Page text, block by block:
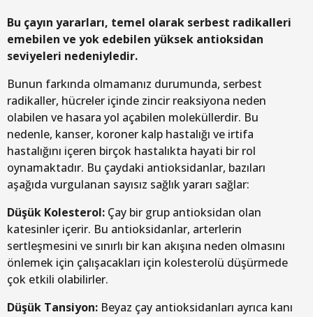
Bu çayın yararları, temel olarak serbest radikalleri
emebilen ve yok edebilen yüksek antioksidan
seviyeleri nedeniyledir.
Bunun farkında olmamanız durumunda, serbest
radikaller, hücreler içinde zincir reaksiyona neden
olabilen ve hasara yol açabilen moleküllerdir. Bu
nedenle, kanser, koroner kalp hastalığı ve irtifa
hastalığını içeren birçok hastalıkta hayati bir rol
oynamaktadır. Bu çaydaki antioksidanlar, bazıları
aşağıda vurgulanan sayısız sağlık yararı sağlar:
Düşük Kolesterol: Çay bir grup antioksidan olan
katesinler içerir. Bu antioksidanlar, arterlerin
sertleşmesini ve sınırlı bir kan akışına neden olmasını
önlemek için çalışacakları için kolesterolü düşürmede
çok etkili olabilirler.
Düşük Tansiyon: Beyaz çay antioksidanları ayrıca kanı